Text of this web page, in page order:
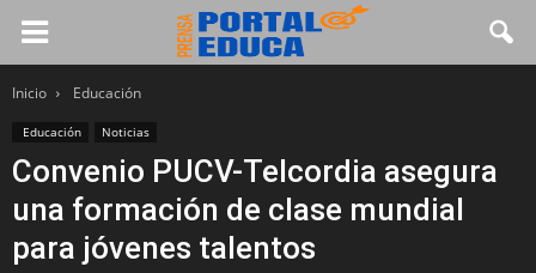
Inicio Educación
Educación Noticias
Convenio PUCV-Telcordia asegura
una formación de clase mundial
para jóvenes talentos